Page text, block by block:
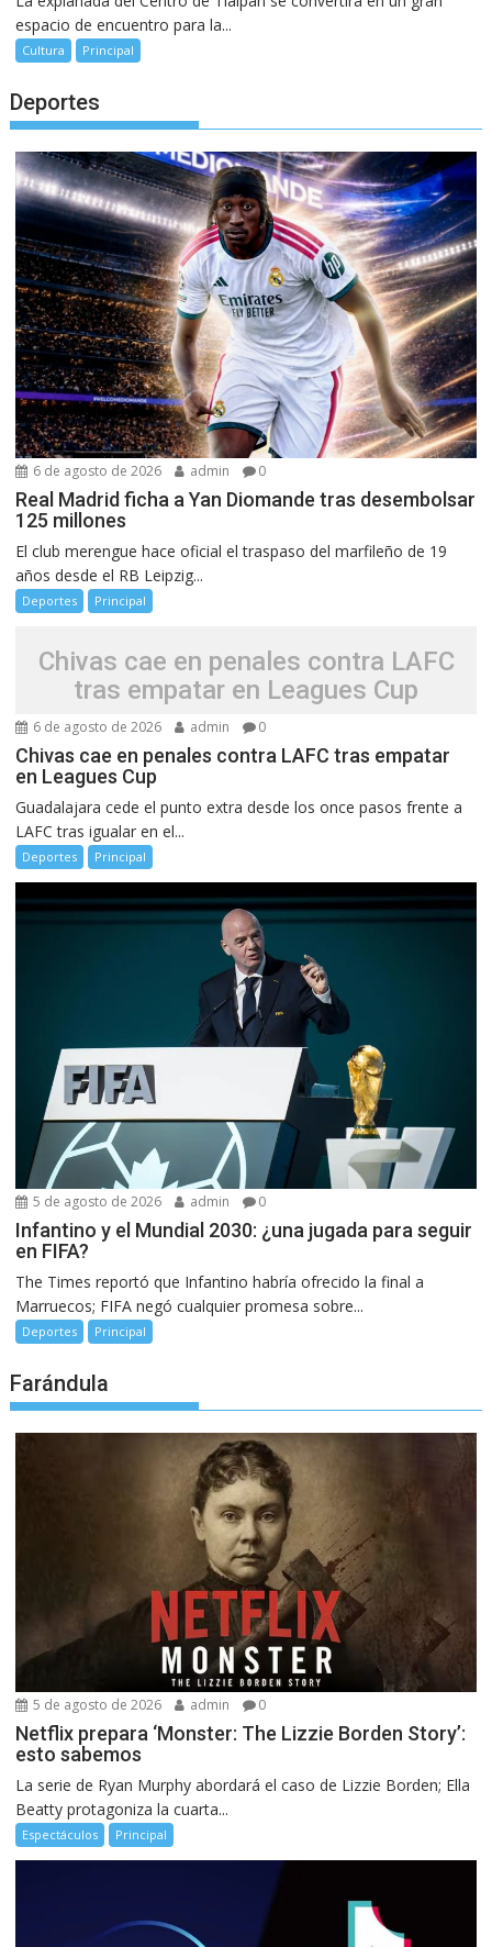
espacio de encuentro para la...
Cultura Principal
Deportes
6 de agosto de 2026 admin 0
Real Madrid ficha a Yan Diomande tras desembolsar
125 millones
El club merengue hace oficial el traspaso del marfileño de 19
años desde el RB Leipzig...
Deportes Principal
Chivas cae en penales contra LAFC
tras empatar en Leagues Cup
6 de agosto de 2026 admin 0
Chivas cae en penales contra LAFC tras empatar
en Leagues Cup
Guadalajara cede el punto extra desde los once pasos frente a
LAFC tras igualar en el...
Deportes Principal
5 de agosto de 2026 admin 0
Infantino y el Mundial 2030: ¿una jugada para seguir
en FIFA?
The Times reportó que Infantino habría ofrecido la final a
Marruecos; FIFA negó cualquier promesa sobre...
Deportes Principal
Farándula
5 de agosto de 2026 admin 0
Netflix prepara ‘Monster: The Lizzie Borden Story’:
esto sabemos
La serie de Ryan Murphy abordará el caso de Lizzie Borden; Ella
Beatty protagoniza la cuarta...
Espectáculos Principal